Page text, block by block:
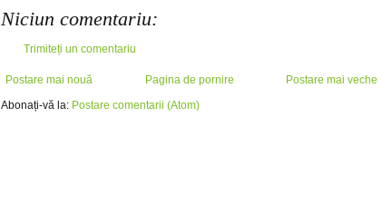
Niciun comentariu:
Trimiteți un comentariu
Postare mai nouă Postare mai veche
Pagina de pornire
Abonați-vă la: Postare comentarii (Atom)